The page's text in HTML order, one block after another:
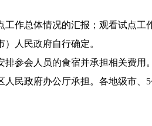
作总体情况的汇报；观看试点工
人民政府自行确定。
参会人员的食宿并承担相关费用
民政府办公厅承担。 各地级市、 5